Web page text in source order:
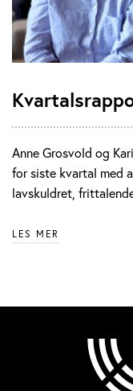
Anne Grosvold og
for siste kvartal med
lavskuldret,
LES MER